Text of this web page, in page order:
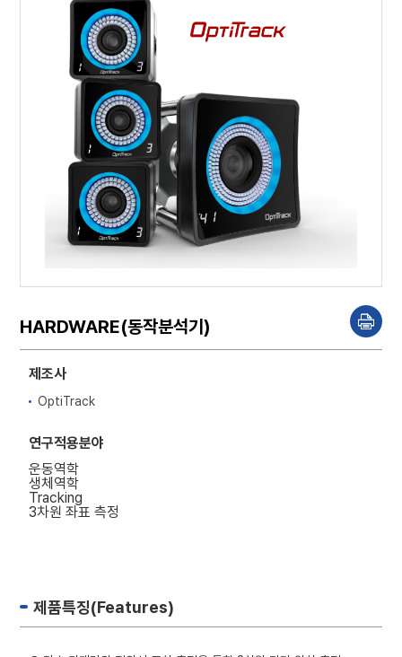
P
r
i
HARDWARE(동작분석기)
제조사
OptiTrack
연구적용분야
운동역학
생체역학
Tracking
3차원 좌표 측정
제품특징(Features)